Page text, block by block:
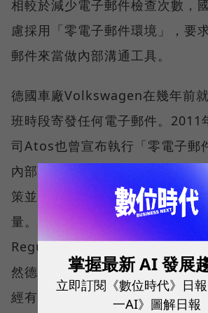
相較於減少電子郵件檢查次數，
慮採用「零電子郵件環境」，要
郵件來當做內部溝通工具。
德國車廠Volkswagen在幾年前
班時段寄發任何電子郵件。2011
司Atos也曾宣布執行「零電子郵
內部員工不要再寄發內部電子郵
策並未完全落實，但確實有效降
量。德國更有「抗壓條款」（
Regulation），禁止主管在下班
然德國總理後來並未通過此項法
經有越來越多的主管思考避免因
掌握最新 AI 發展
立即訂閱《數位時代》日
一AI》圖解日報